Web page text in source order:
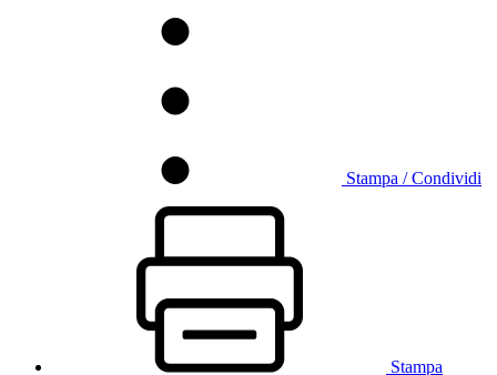
Stampa / Condividi
Stampa